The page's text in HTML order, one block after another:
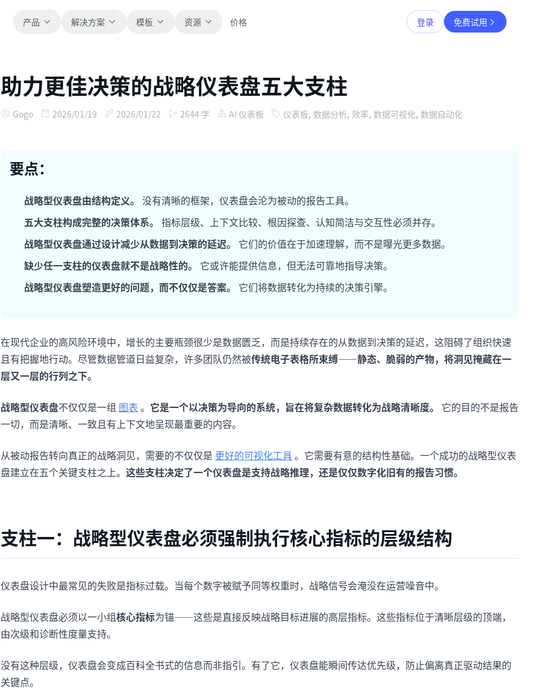
产品 解决方案 模板
全部
浏览全部可直接使用的表格模板。
用于跟踪流程、协作、计划与执行。
销售
支持销售管道、目标、预测和营收跟踪。
管理里程碑、负责人、交付和进度。
用于看板、KPI复盘和经营分析。
资源
博客
获取产品更新、案例和工作流灵感。
查看产品文档、配置和使用说明。
提示词库
用于分析、报表和清洗的实用提示词。
帮助新用户和团队快速上手。
价格 登录 免费试用
助力更佳决策的战略仪表盘五大支柱
Gogo 2026/01/19 2026/01/22 2644 字 AI 仪表板 仪表板, 数据分析, 效率, 数据可视化, 数据自动化
要点：
战略型仪表盘由结构定义。 没有清晰的框架，仪表盘会沦为被动的报告工具。
五大支柱构成完整的决策体系。 指标层级、上下文比较、根因探查、认知简洁与交互性必须并存。
战略型仪表盘通过设计减少从数据到决策的延迟。
它们的价值在于加速理解，而不是曝光更多数据。
缺少任一支柱的仪表盘就不是战略性的。
它或许能提供信息，但无法可靠地指导决策。
战略型仪表盘塑造更好的问题，而不仅仅是答案。
它们将数据转化为持续的决策引擎。
在现代企业的高风险环境中，增长的主要瓶颈很少是数据匮乏，而是持续存在的从数据到决策的延迟，这阻碍了组织快速
且有把握地行动。尽管数据管道日益复杂，许多团队仍然被传统电子表格所束缚——静态、脆弱的产物，将洞见掩藏在一
层又一层的行列之下。
战略型仪表盘不仅仅是一组 图表 。 它是一个以决策为导向的系统，旨在将复杂数据转化为战略清晰度。
它的目的不是报告
一切，而是清晰、一致且有上下文地呈现最重要的内容。
从被动报告转向真正的战略洞见，需要的不仅仅是 更好的可视化工具。它需要有意的结构性基础。一个成功的战略型仪表
盘建立在五个关键支柱之上。 这些支柱决定了一个仪表盘是支持战略推理，还是仅仅数字化旧有的报告习惯。
支柱一：战略型仪表盘必须强制执行核心指标的层级结构
仪表盘设计中最常见的失败是指标过载。当每个数字被赋予同等权重时，战略信号会淹没在运营噪音中。
战略型仪表盘必须以一小组核心指标为锚——这些是直接反映战略目标进展的高层指标。这些指标位于清晰层级的顶端，
由次级和诊断性度量支持。
没有这种层级，仪表盘会变成百科全书式的信息而非指引。有了它，仪表盘能瞬间传达优先级，防止偏离真正驱动结果的
关键点。